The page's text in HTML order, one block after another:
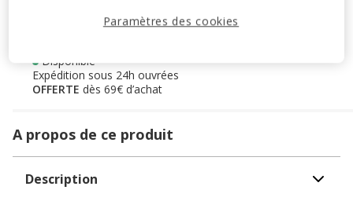
Livraison dans 72h offert dès 69€ d'achat
Disponible
Expédition sous 24h ouvrées
OFFERTE dès 69€ d’achat
A propos de ce produit
Description
Paramètres des cookies